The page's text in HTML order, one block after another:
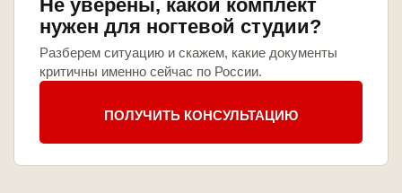
Не уверены, какой комплект
нужен для ногтевой студии?
Разберем ситуацию и скажем, какие документы
критичны именно сейчас по России.
ПОЛУЧИТЬ КОНСУЛЬТАЦИЮ